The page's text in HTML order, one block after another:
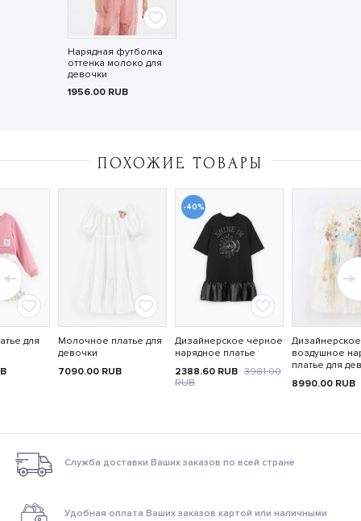
Нарядная футболка
оттенка молоко для
девочки
1956.00 RUB
ПОХОЖИЕ ТОВАРЫ
для
Молочное платье для
девочки
7090.00 RUB
-40%
Дизайнерское чёрное
нарядное платье
2388.60 RUB 3981.00
RUB
Дизайнерское
воздушное
платье для
8990.00 RUB
Служба доставки Ваших заказов по всей стране
Удобная оплата Ваших заказов картой или наличными